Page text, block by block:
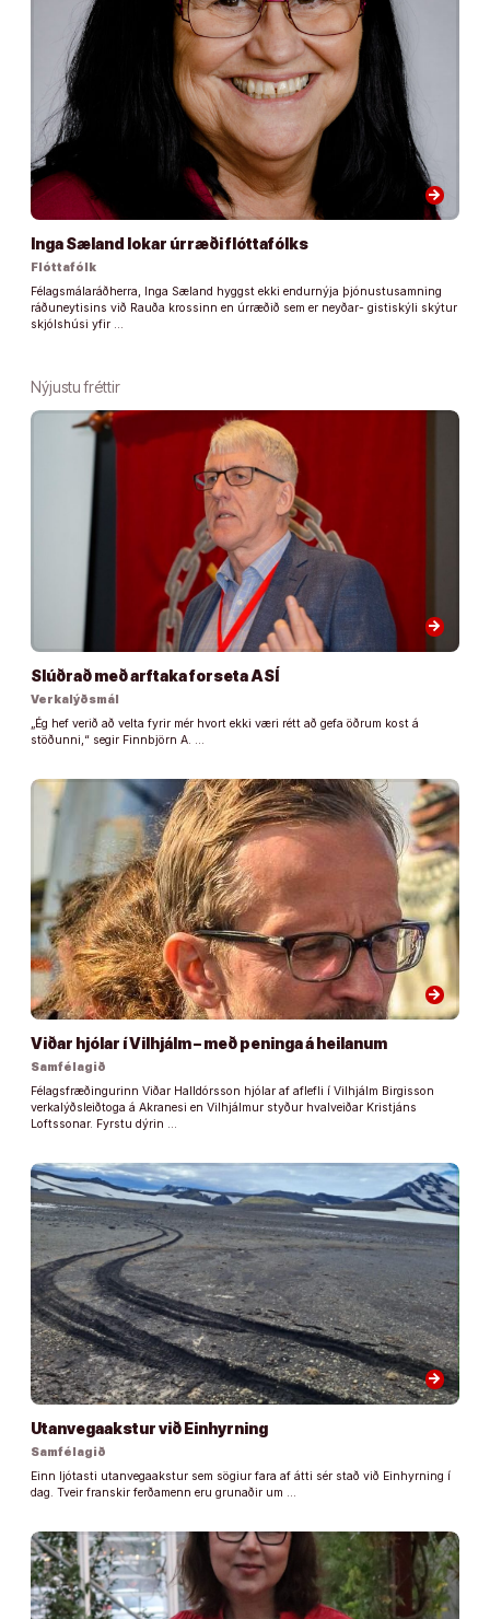
arrow_forward
Inga Sæland lokar úrræði flóttafólks
Flóttafólk
Félagsmálaráðherra, Inga Sæland hyggst ekki endurnýja þjónustusamning
ráðuneytisins við Rauða krossinn en úrræðið sem er neyðar- gistiskýli skýtur
skjólshúsi yfir …
Nýjustu fréttir
arrow_forward
Slúðrað með arftaka forseta ASÍ
Verkalýðsmál
„Ég hef verið að velta fyrir mér hvort ekki væri rétt að gefa öðrum kost á
stöðunni,“ segir Finnbjörn A. …
arrow_forward
Viðar hjólar í Vilhjálm – með peninga á heilanum
Samfélagið
Félagsfræðingurinn Viðar Halldórsson hjólar af aflefli í Vilhjálm Birgisson
verkalýðsleiðtoga á Akranesi en Vilhjálmur styður hvalveiðar Kristjáns
Loftssonar. Fyrstu dýrin …
arrow_forward
Utanvegaakstur við Einhyrning
Samfélagið
Einn ljótasti utanvegaakstur sem sögiur fara af átti sér stað við Einhyrning í
dag. Tveir franskir ferðamenn eru grunaðir um …